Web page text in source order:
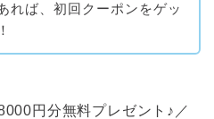
れば、初回クーポンをゲッ
円分無料プレゼント♪／